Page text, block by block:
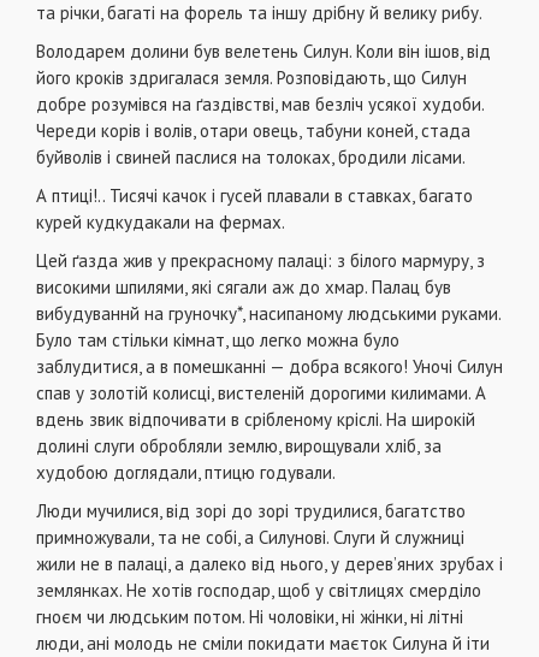
та річки, багаті на форель та іншу дрібну й велику рибу.
Володарем долини був велетень Силун. Коли він ішов, від
його кроків здригалася земля. Розповідають, що Силун
добре розумівся на ґаздівстві, мав безліч усякої худоби.
Череди корів і волів, отари овець, табуни коней, стада
буйволів і свиней паслися на толоках, бродили лісами.
А птиці!.. Тисячі качок і гусей плавали в ставках, багато
курей кудкудакали на фермах.
Цей ґазда жив у прекрасному палаці: з білого мармуру, з
високими шпилями, які сягали аж до хмар. Палац був
вибудуваннй на груночку*, насипаному людськими руками.
Було там стільки кімнат, що легко можна було
заблудитися, а в помешканні — добра всякого! Уночі Силун
спав у золотій колисці, вистеленій дорогими килимами. А
вдень звик відпочивати в срібленому кріслі. На широкій
долині слуги обробляли землю, вирощували хліб, за
худобою доглядали, птицю годували.
Люди мучилися, від зорі до зорі трудилися, багатство
примножували, та не собі, а Силунові. Слуги й служниці
жили не в палаці, а далеко від нього, у дерев’яних зрубах і
землянках. Не хотів господар, щоб у світлицях смерділо
гноєм чи людським потом. Ні чоловіки, ні жінки, ні літні
люди, ані молодь не сміли покидати маєток Силуна й іти